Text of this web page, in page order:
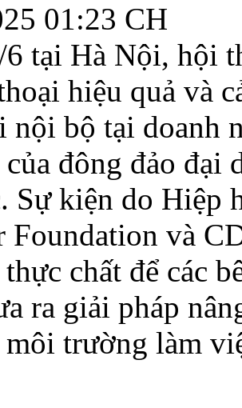
01:23 CH
tại Hà Nội, hội
hiệu quả và
nội bộ tại doanh
đông đảo đại
Sự kiện do Hiệp
Foundation và
chất để các
ra giải pháp
trường làm